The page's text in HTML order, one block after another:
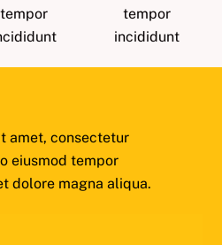
tempor
tempor
incididunt
amet, consectetur
eiusmod tempor
dolore magna aliqua.